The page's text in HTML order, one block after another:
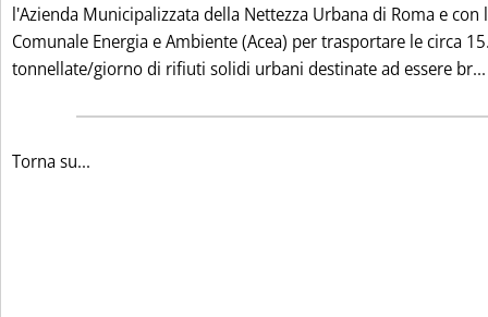
l'Azienda Municipalizzata della Nettezza Urbana di Roma e con
Comunale Energia e Ambiente (Acea) per trasportare le circa
tonnellate/giorno di rifiuti solidi urbani destinate ad essere br...
Torna su...